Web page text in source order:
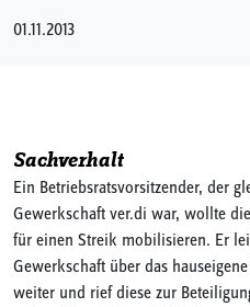
01.11.2013
Sachverhalt
Ein Betriebsratsvorsitzender, der
Gewerkschaft ver.di war, wollte
für einen Streik mobilisieren. Er
Gewerkschaft über das
weiter und rief diese zur